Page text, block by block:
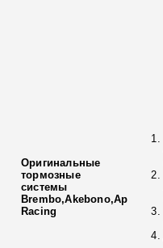
Оригинальные
тормозные
системы
Brembo,Akebono,Ap
Racing